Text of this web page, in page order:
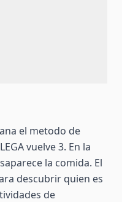
el metodo de
vuelve 3. En la
la comida. El
descubrir quien es
de